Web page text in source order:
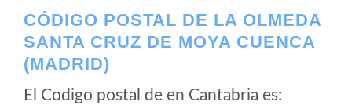
CÓDIGO POSTAL DE LA OLMEDA
SANTA CRUZ DE MOYA CUENCA
(MADRID)
El Codigo postal de en Cantabria es: